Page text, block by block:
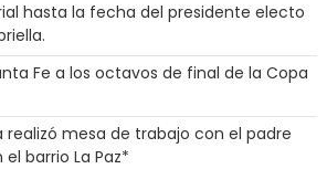
hasta la fecha del presidente electo
Fe a los octavos de final de la Copa
realizó mesa de trabajo con el padre
el barrio La Paz*